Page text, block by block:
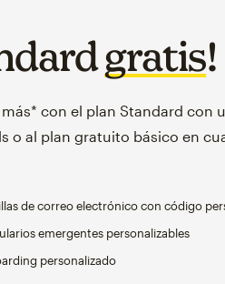
gratis!
con el plan Standard con
o al plan gratuito básico en
de correo electrónico con código
emergentes personalizables
personalizado